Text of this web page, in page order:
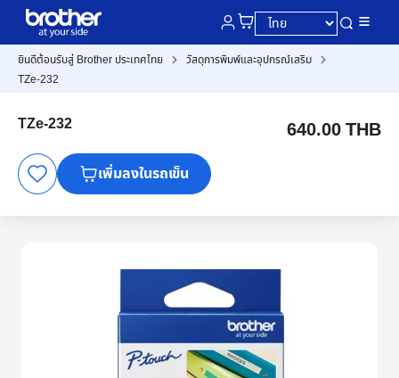
ยินดีต้อนรับสู่ Brother ประเทศไทย
วัสดุการพิมพ์และอุปกรณ์เสริม
TZe-232
TZe-232 640.00 THB
เพิ่มลงในรถเข็น